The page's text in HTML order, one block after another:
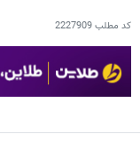
کد مطلب2227909